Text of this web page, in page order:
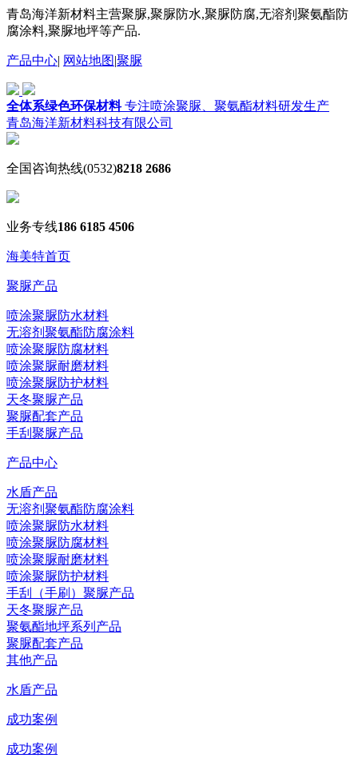
青岛海洋新材料主营聚脲,聚脲防水,聚脲防腐,无溶剂聚氨酯防
腐涂料,聚脲地坪等产品.
产品中心| 网站地图|聚脲
全体系绿色环保材料专注喷涂聚脲、聚氨酯材料研发生产
青岛海洋新材料科技有限公司
全国咨询热线(0532)8218 2686
业务专线186 6185 4506
海美特首页
聚脲产品
喷涂聚脲防水材料
无溶剂聚氨酯防腐涂料
喷涂聚脲防腐材料
喷涂聚脲耐磨材料
喷涂聚脲防护材料
天冬聚脲产品
聚脲配套产品
手刮聚脲产品
产品中心
水盾产品
无溶剂聚氨酯防腐涂料
喷涂聚脲防水材料
喷涂聚脲防腐材料
喷涂聚脲耐磨材料
喷涂聚脲防护材料
手刮（手刷）聚脲产品
天冬聚脲产品
聚氨酯地坪系列产品
聚脲配套产品
其他产品
水盾产品
成功案例
成功案例